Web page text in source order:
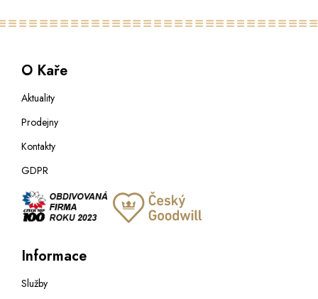
O Kaře
Aktuality
Prodejny
Kontakty
GDPR
Informace
Služby